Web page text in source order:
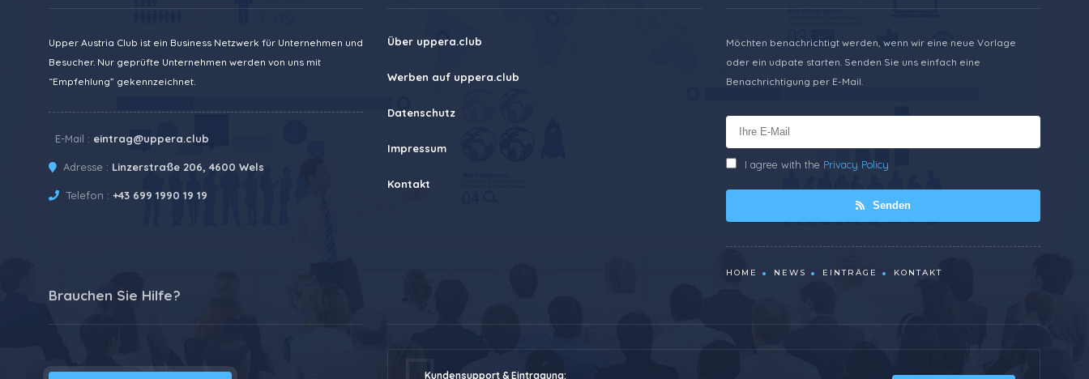
Upper Austria Club ist ein Business Netzwerk für Unternehmen und
Besucher. Nur geprüfte Unternehmen werden von uns mit
“Empfehlung” gekennzeichnet.
E-Mail : eintrag@uppera.club
Adresse : Linzerstraße 206, 4600 Wels
Telefon : +43 699 1990 19 19
Über uppera.club
Werben auf uppera.club
Datenschutz
Impressum
Kontakt
Möchten benachrichtigt werden, wenn wir eine neue Vorlage
oder ein udpate starten. Senden Sie uns einfach eine
Benachrichtigung per E-Mail.
I agree with the Privacy Policy
Senden
HOME NEWS EINTRÄGE KONTAKT
Brauchen Sie Hilfe?
Kundensupport & Eintragung: